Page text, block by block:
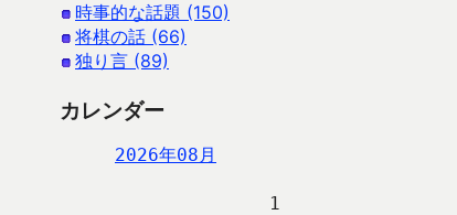
時事的な話題 (150)
将棋の話 (66)
独り言 (89)
カレンダー
2026年08月
                   1